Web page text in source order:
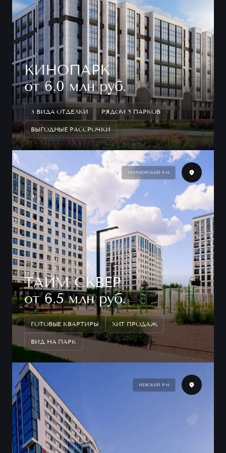
КИНОПАРК
от 6.0 млн руб.
3 ВИДА ОТДЕЛКИ РЯДОМ 5 ПАРКОВ
ВЫГОДНЫЕ РАССРОЧКИ
ПРИМОРСКИЙ Р-Н
ТАЙМ СКВЕР
от 6.5 млн руб.
ГОТОВЫЕ КВАРТИРЫ ХИТ ПРОДАЖ
ВИД НА ПАРК
НЕВСКИЙ Р-Н